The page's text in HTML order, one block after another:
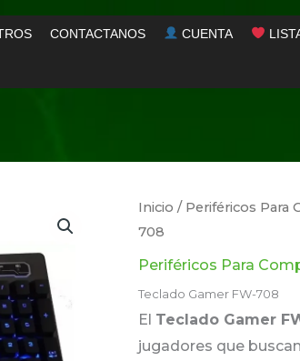
CONTACTANOS CUENTA
Inicio / Periféricos Para
708
Periféricos Para
Teclado Gamer FW-708
El Teclado Gamer
jugadores que